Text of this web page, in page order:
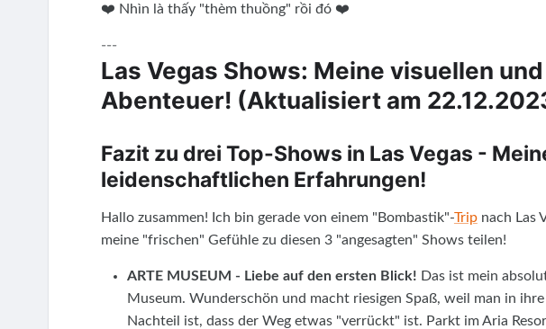
❤️ Nhìn là thấy "thèm thuồng" rồi đó ❤️
---
Las Vegas Shows: Meine visuellen
Abenteuer! (Aktualisiert am
Fazit zu drei Top-Shows in Las Vegas -
leidenschaftlichen Erfahrungen!
Hallo zusammen! Ich bin gerade von einem "Bombastik"-Tripnach Las
meine "frischen" Gefühle zu diesen 3 "angesagten" Shows teilen!
ARTE MUSEUM - Liebe auf den ersten Blick! Das ist mein
Museum. Wunderschön und macht riesigen Spaß, weil man in
Nachteil ist, dass der Weg etwas "verrückt" ist. Parkt im Aria